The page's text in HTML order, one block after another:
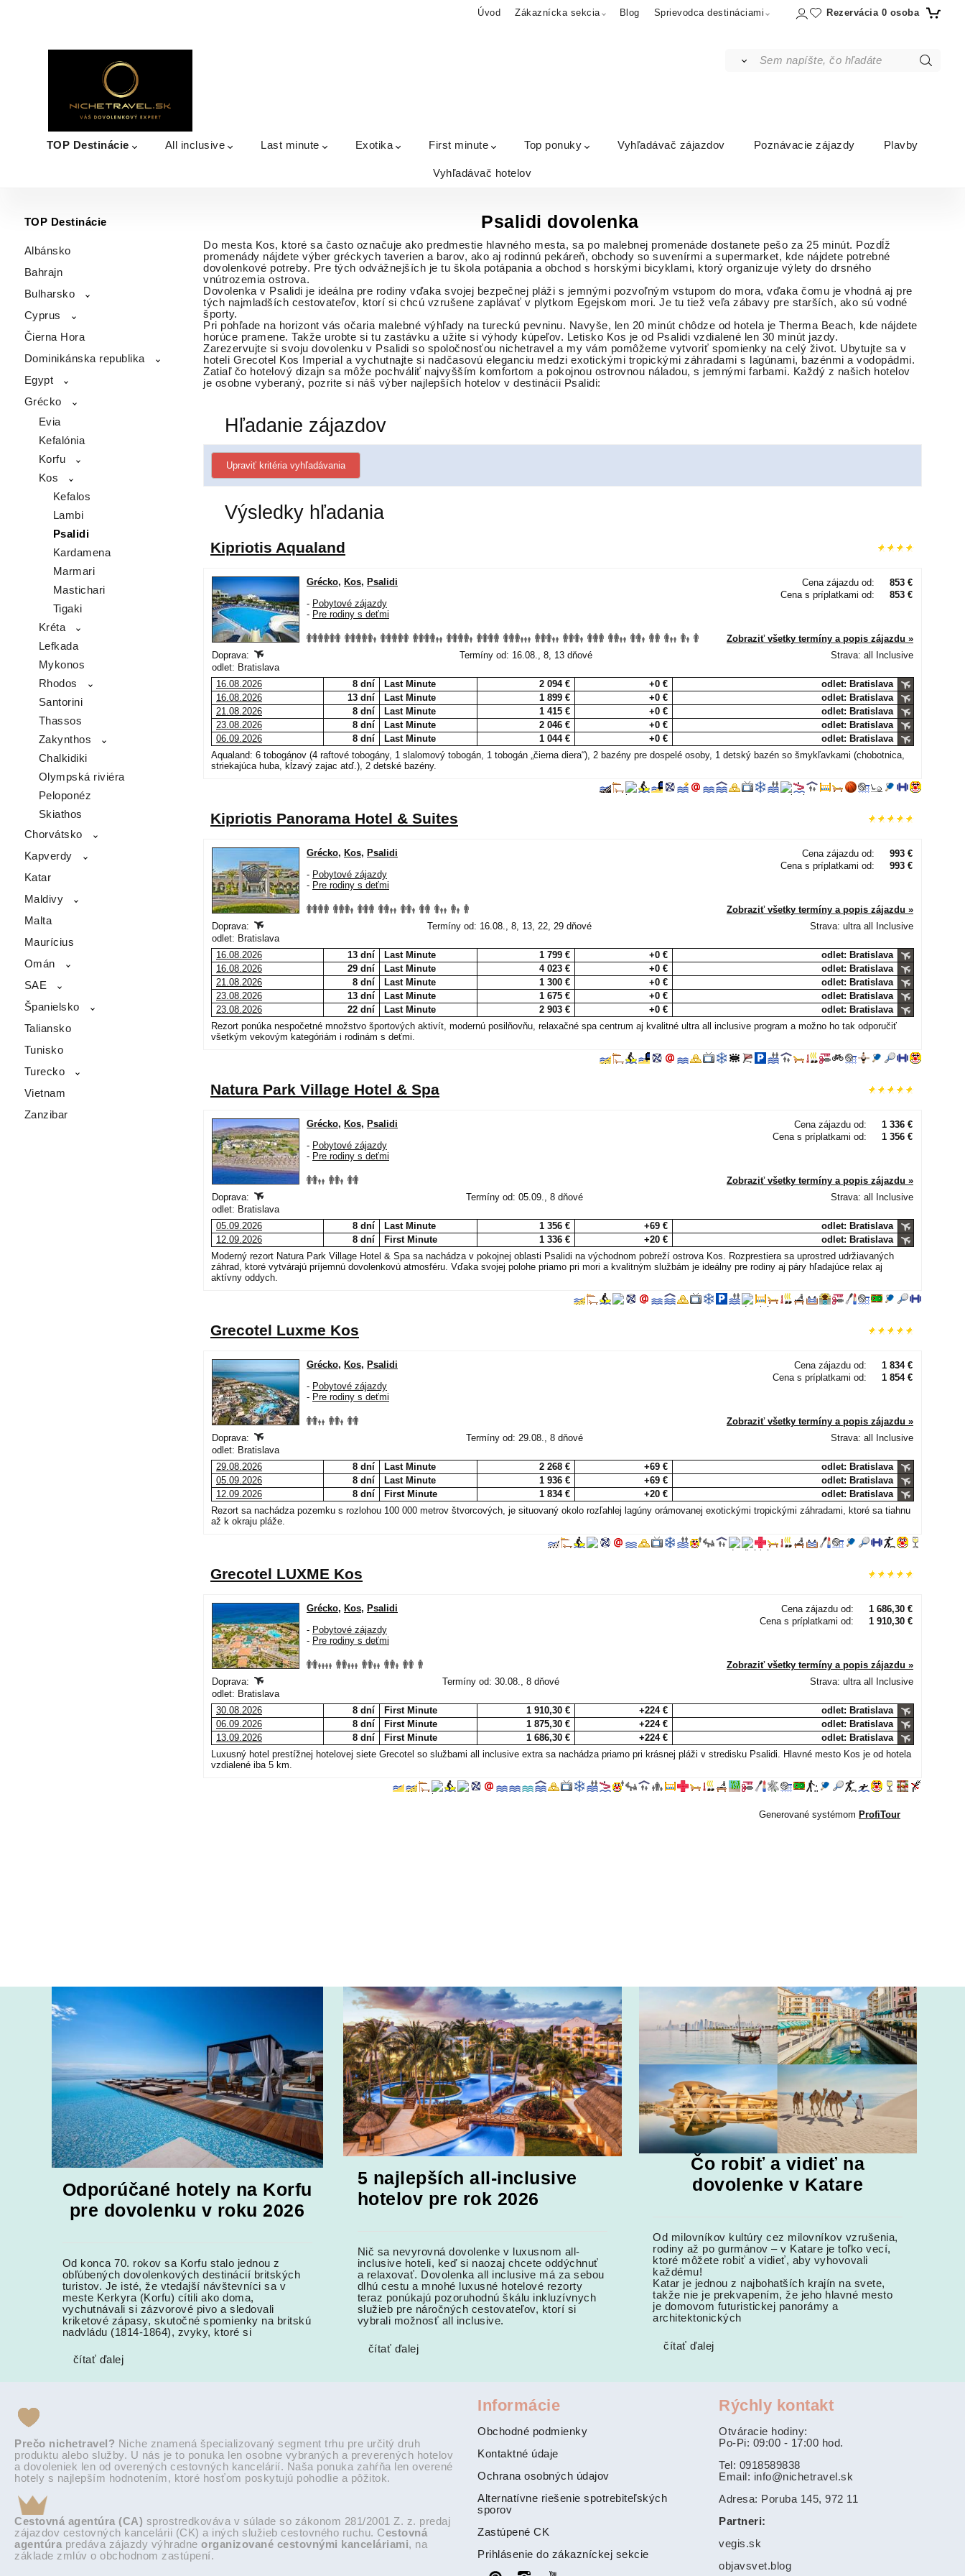
Úvod Zákaznícka sekcia Blog Sprievodca destináciami Rezervácia 0 osoba
TOP Destinácie All inclusive Last minute Exotika First minute Top ponuky Vyhľadávač zájazdov Poznávacie zájazdy Plavby
Vyhľadávač hotelov
TOP Destinácie
Albánsko
Bahrajn
Bulharsko
Cyprus
Čierna Hora
Dominikánska republika
Egypt
Grécko
Evia
Kefalónia
Korfu
Kos
Kefalos
Lambi
Psalidi
Kardamena
Marmari
Mastichari
Tigaki
Kréta
Lefkada
Mykonos
Rhodos
Santorini
Thassos
Zakynthos
Chalkidiki
Olympská riviéra
Peloponéz
Skiathos
Chorvátsko
Kapverdy
Katar
Maldivy
Malta
Maurícius
Omán
SAE
Španielsko
Taliansko
Tunisko
Turecko
Vietnam
Zanzibar
Psalidi dovolenka
Do mesta Kos, ktoré sa často označuje ako predmestie hlavného mesta, sa po malebnej promenáde dostanete pešo za 25 minút. Pozdĺž
promenády nájdete výber gréckych taverien a barov, ako aj rodinnú pekáreň, obchody so suvenírmi a supermarket, kde nájdete potrebné
dovolenkové potreby. Pre tých odvážnejších je tu škola potápania a obchod s horskými bicyklami, ktorý organizuje výlety do drsného
vnútrozemia ostrova.
Dovolenka v Psalidi je ideálna pre rodiny vďaka svojej bezpečnej pláži s jemnými pozvoľným vstupom do mora, vďaka čomu je vhodná aj pre
tých najmladších cestovateľov, ktorí si chcú vzrušene zaplávať v plytkom Egejskom mori. Je tu tiež veľa zábavy pre starších, ako sú vodné
športy.
Pri pohľade na horizont vás očaria malebné výhľady na tureckú pevninu. Navyše, len 20 minút chôdze od hotela je Therma Beach, kde nájdete
horúce pramene. Takže urobte si tu zastávku a užite si výhody kúpeľov. Letisko Kos je od Psalidi vzdialené len 30 minút jazdy.
Zarezervujte si svoju dovolenku v Psalidi so spoločnosťou nichetravel a my vám pomôžeme vytvoriť spomienky na celý život. Ubytujte sa v
hoteli Grecotel Kos Imperial a vychutnajte si nadčasovú eleganciu medzi exotickými tropickými záhradami s lagúnami, bazénmi a vodopádmi.
Zatiaľ čo hotelový dizajn sa môže pochváliť najvyšším komfortom a pokojnou ostrovnou náladou, s jemnými farbami. Každý z našich hotelov
je osobne vyberaný, pozrite si náš výber najlepších hotelov v destinácii Psalidi:
Odporúčané hotely na Korfu
pre dovolenku v roku 2026
Od konca 70. rokov sa Korfu stalo jednou z
obľúbených dovolenkových destinácií britských
turistov. Je isté, že vtedajší návštevníci sa v
meste Kerkyra (Korfu) cítili ako doma,
vychutnávali si zázvorové pivo a sledovali
kriketové zápasy, skutočné spomienky na britskú
nadvládu (1814-1864), zvyky, ktoré si
čítať ďalej
5 najlepších all-inclusive
hotelov pre rok 2026
Nič sa nevyrovná dovolenke v luxusnom all-
inclusive hoteli, keď si naozaj chcete oddýchnuť
a relaxovať. Dovolenka all inclusive má za sebou
dlhú cestu a mnohé luxusné hotelové rezorty
teraz ponúkajú pozoruhodnú škálu inkluzívnych
služieb pre náročných cestovateľov, ktorí si
vybrali možnosť all inclusive.
čítať ďalej
Čo robiť a vidieť na
dovolenke v Katare
Od milovníkov kultúry cez milovníkov vzrušenia,
rodiny až po gurmánov – v Katare je toľko vecí,
ktoré môžete robiť a vidieť, aby vyhovovali
každému!
Katar je jednou z najbohatších krajín na svete,
takže nie je prekvapením, že jeho hlavné mesto
je domovom futuristickej panorámy a
architektonických
čítať ďalej
Prečo nichetravel? Niche znamená špecializovaný segment trhu pre určitý druh
produktu alebo služby. U nás je to ponuka len osobne vybraných a preverených hotelov
a dovoleniek len od overených cestovných kancelárií. Naša ponuka zahŕňa len overené
hotely s najlepším hodnotením, ktoré hosťom poskytujú pohodlie a pôžitok.
Cestovná agentúra (CA) sprostredkováva v súlade so zákonom 281/2001 Z. z. predaj
zájazdov cestovných kancelárii (CK) a iných služieb cestovného ruchu. Cestovná
agentúra predáva zájazdy výhradne organizované cestovnými kanceláriami, na
základe zmlúv o obchodnom zastúpení.
Informácie
Obchodné podmienky
Kontaktné údaje
Ochrana osobných údajov
Alternatívne riešenie spotrebiteľských
sporov
Zastúpené CK
Prihlásenie do zákazníckej sekcie
Rýchly kontakt
Otváracie hodiny:
Po-Pi: 09:00 - 17:00 hod.
Tel: 0918589838
Email: info@nichetravel.sk
Adresa: Poruba 145, 972 11
Partneri:
vegis.sk
objavsvet.blog